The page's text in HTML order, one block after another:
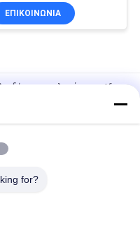
ΕΠΙΚΟΙΝΩΝΊΑ
για υλικά pvc ptfe
γραμμή
κατασκευή
εξοπλισμού
for?